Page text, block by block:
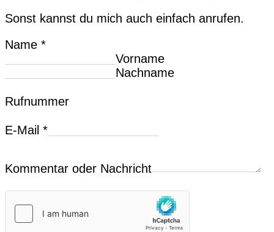
Sonst kannst du mich auch einfach anrufen.
Name *
Vorname
Nachname
Rufnummer
E-Mail *
Kommentar oder Nachricht